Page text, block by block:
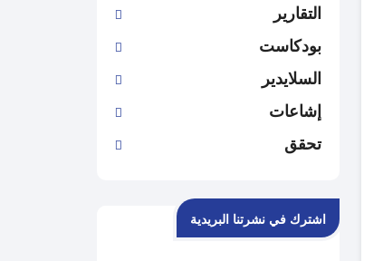
التقارير
بودكاست
السلايدير
إشاعات
تحقق
اشترك في نشرتنا البريدية